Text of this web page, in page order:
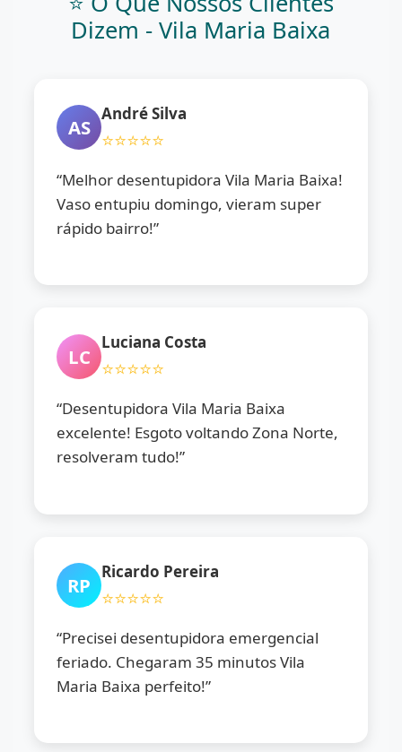
Dizem - Vila Maria Baixa
AS
André Silva
⭐⭐⭐⭐⭐
“Melhor desentupidora Vila Maria Baixa!
Vaso entupiu domingo, vieram super
rápido bairro!”
LC
Luciana Costa
⭐⭐⭐⭐⭐
“Desentupidora Vila Maria Baixa
excelente! Esgoto voltando Zona Norte,
resolveram tudo!”
RP
Ricardo Pereira
⭐⭐⭐⭐⭐
“Precisei desentupidora emergencial
feriado. Chegaram 35 minutos Vila
Maria Baixa perfeito!”